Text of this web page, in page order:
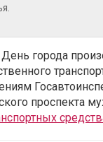
города
проспекта